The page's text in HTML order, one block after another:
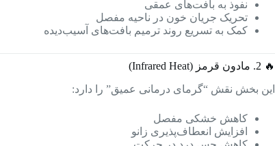
نفوذ به بافت‌های عمقی
تحریک جریان خون در ناحیه مفصل
کمک به تسریع روند ترمیم بافت‌های آسیب‌دیده
🔥 2. مادون قرمز (Infrared Heat)
این بخش نقش “گرمای درمانی عمیق” را دارد:
کاهش خشکی مفصل
افزایش انعطاف‌پذیری زانو